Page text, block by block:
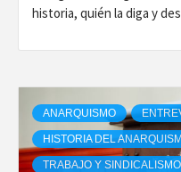
historia, quién la diga y
ANARQUISMO
HISTORIA DEL
TRABAJO Y SINDICALISMO